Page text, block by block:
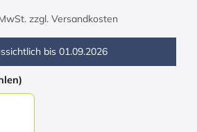
zzgl. Versandkosten
bis 01.09.2026